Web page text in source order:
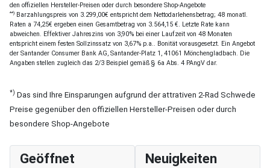
den offiziellen Hersteller-Preisen oder durch besondere Shop-Angebote
**) Barzahlungspreis von 3.299,00€ entspricht dem Nettodarlehensbetrag; 48 monatl.
Raten a 74,25€ ergeben einen Gesamtbetrag von 3.564,15 €. Letzte Rate kann
abweichen. Effektiver Jahreszins von 3,90% bei einer Laufzeit von 48 Monaten
entspricht einem festen Sollzinssatz von 3,67% p.a.. Bonität vorausgesetzt. Ein Angebot
der Santander Consumer Bank AG, Santander-Platz 1, 41061 Mönchengladbach. Die
Angaben stellen zugleich das 2/3 Beispiel gemäß § 6a Abs. 4 PAngV dar.
*) Das sind Ihre Einsparungen aufgrund der attrativen 2-Rad Schwede
Preise gegenüber den offiziellen Hersteller-Preisen oder durch
besondere Shop-Angebote
Geöffnet Neuigkeiten